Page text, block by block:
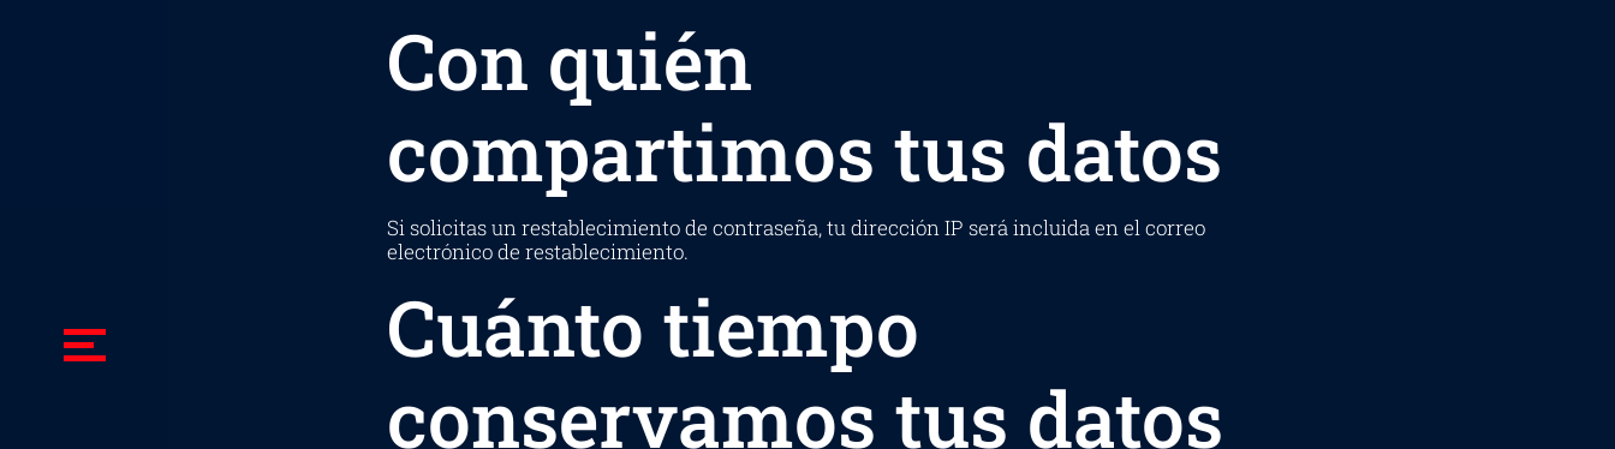
Con quién
compartimos tus datos
Si solicitas un restablecimiento de contraseña, tu dirección IP será incluida en el correo
electrónico de restablecimiento.
Cuánto tiempo
conservamos tus datos